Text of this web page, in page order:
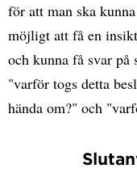
för att man ska
möjligt att få en
och kunna få svar på
"varför togs detta
hända om?" och